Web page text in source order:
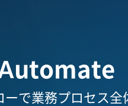
で業務プロセス全